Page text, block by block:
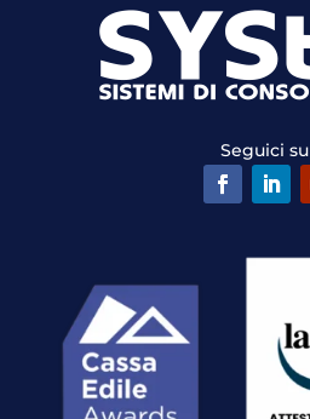
Seguici su